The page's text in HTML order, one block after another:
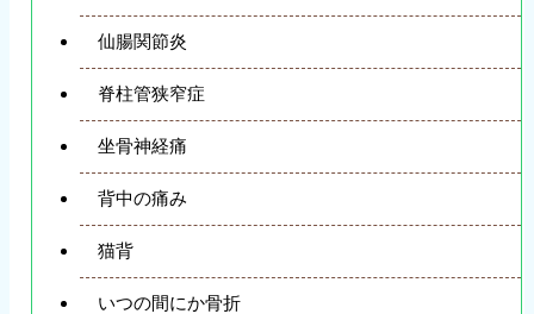
仙腸関節炎
脊柱管狭窄症
坐骨神経痛
背中の痛み
猫背
いつの間にか骨折